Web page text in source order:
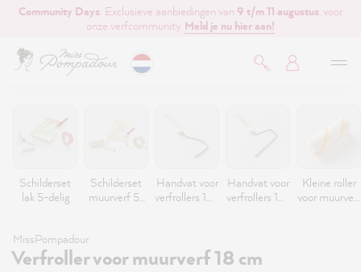
hoofdinhoud
Community Days: Exclusieve aanbiedingen van 9 t/m 11 augustus , voor
onze verfcommunity. Meld je nu hier aan!
Schilderset
lak 5-delig
Schilderset
muurverf 5-
Handvat voor
verfrollers 10-
Handvat voor
verfrollers 18-
Kleine roller
voor muurverf
MissPompadour
Verfroller voor muurverf 18 cm